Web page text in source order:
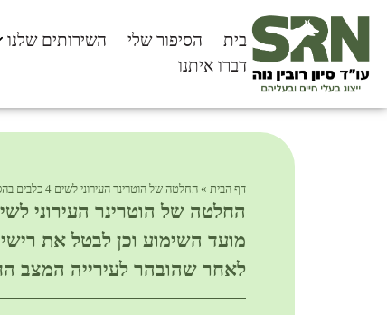
בית הסיפור שלי השירותים שלנו
דברו איתנו
דף הבית» החלטה של הוטרינר העירוני לשים 4 כלבים בהסגר, עד לקיום מועד השימוע וכן לבטל את רישיון ההחזקה בהם, בוטלה, לאחר שהובהר לעירייה המצב החוקי בעניין!
מועד השימוע וכן לבטל את
לאחר שהובהר לעירייה המצב